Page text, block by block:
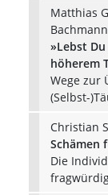
Matthias
Bachmann
»Lebst
höherem
Wege zur
(Selbst-
Christian
Schämen
Die